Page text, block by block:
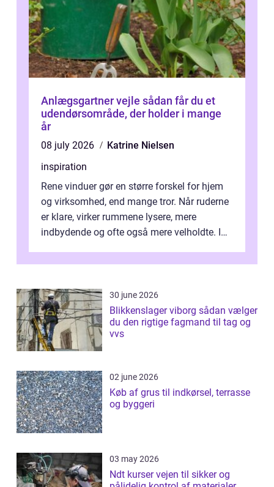
Anlægsgartner vejle sådan får du et
udendørsområde, der holder i mange
år
08 july 2026
Katrine Nielsen
inspiration
Rene vinduer gør en større forskel for hjem
og virksomhed, end mange tror. Når ruderne
er klare, virker rummene lysere, mere
indbydende og ofte også mere velholdte. I
30 june 2026
Blikkenslager viborg sådan vælger
du den rigtige fagmand til tag og
vvs
02 june 2026
Køb af grus til indkørsel, terrasse
og byggeri
03 may 2026
Ndt kurser vejen til sikker og